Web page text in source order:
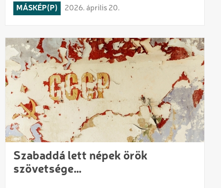
MÁSKÉP(P) 2026. április 20.
Szabaddá lett népek örök
szövetsége…